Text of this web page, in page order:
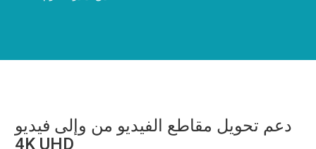
دعم تحويل مقاطع الفيديو من وإلى فيديو
4K UHD